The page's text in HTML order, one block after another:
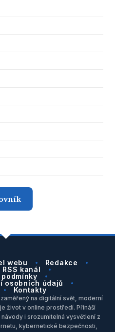
webu
Redakce
RSS kanál
osobních údajů
Kontakty
na digitální svět, moderní
život v online prostředí. Přináší
i srozumitelná vysvětlení z
kybernetické bezpečnosti,